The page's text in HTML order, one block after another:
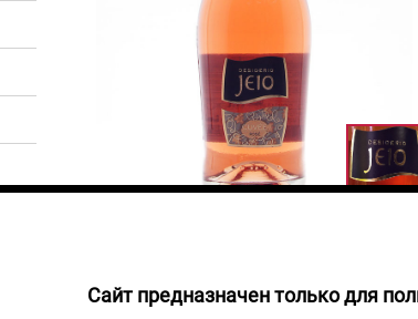
НЕТ В НАЛИЧИИ
Cайт предназначен только для